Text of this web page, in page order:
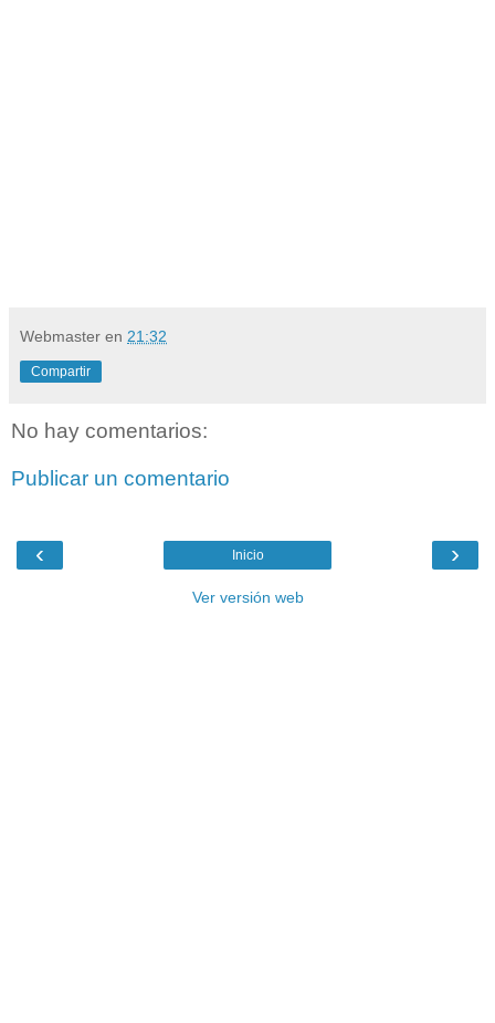
Webmaster en 21:32
Compartir
No hay comentarios:
Publicar un comentario
‹ ›
Inicio
Ver versión web